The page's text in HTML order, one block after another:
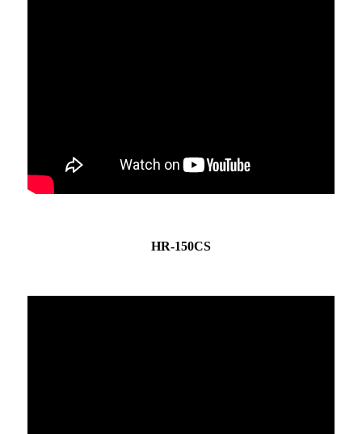
HR-150CS